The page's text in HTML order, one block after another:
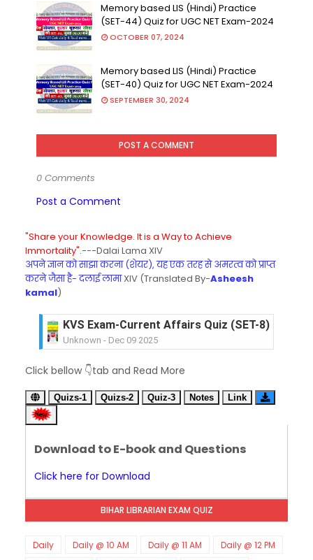
Memory based LIS (Hindi) Practice
(SET-44) Quiz for UGC NET Exam-2024
OCTOBER 07, 2024
Memory based LIS (Hindi) Practice
(SET-40) Quiz for UGC NET Exam-2024
SEPTEMBER 30, 2024
POST A COMMENT
0 Comments
Post a Comment
"Share your Knowledge. It is a Way to Achieve
Immortality".---Dalai Lama XIV
अपने ज्ञान को साझा करना (शेयर), यह एक तरह से अमरत्व को प्राप्त
करने जैसा है- दलाई लामाXIV (Translated By-Asheesh
kamal)
KVS Exam-Current Affairs Quiz (SET-8) in
Unknown - Dec 09 2025
Unknown- Dec 08 2025
KVS Exam-Current Affairs Quiz (SET-6) in
Unknown-Dec 07 2025
KVS Exam-Current Affairs Quiz (SET-4) in
KVS Exam-Current Affairs Quiz (SET-3) in Hindi
Unknown-Dec 04 2025
KVS Exam-Current Affairs Quiz (SET-2) in
KVS Librarian Model Quiz Test-07 in Hindi (प्रत्येक
Click bellow 👇tab and Read More
Quizs-1 Quizs-2 Quiz-3 Notes Link
Download to E-book and Questions
Click here for Download
BIHAR LIBRARIAN EXAM QUIZ
Daily Daily @ 10 AM Daily @ 11 AM
Daily @ 12 PM